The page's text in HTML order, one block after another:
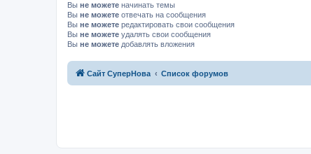
Вы не можете начинать темы
Вы не можете отвечать на сообщения
Вы не можете редактировать свои сообщения
Вы не можете удалять свои сообщения
Вы не можете добавлять вложения
Сайт СуперНова Список форумов